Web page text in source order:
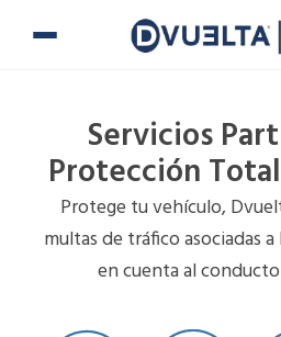
Servicios
Protección
Protege tu vehículo,
multas de tráfico asociadas
en cuenta al